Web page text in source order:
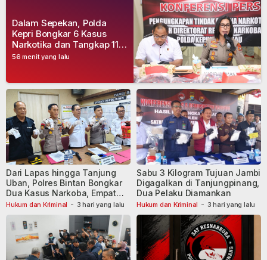
56 menit yang lalu
Dalam Sepekan, Polda
Kepri Bongkar 6 Kasus
Narkotika dan Tangkap 11
Tersangka
Hukum dan Kriminal - 3 hari yang lalu
Dari Lapas hingga Tanjung
Uban, Polres Bintan Bongkar
Dua Kasus Narkoba, Empat
Tersangka Dibekuk
Hukum dan Kriminal - 3 hari yang lalu
Sabu 3 Kilogram Tujuan Jambi
Digagalkan di Tanjungpinang,
Dua Pelaku Diamankan